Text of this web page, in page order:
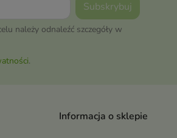
należy odnaleźć szczegóły w
.
Informacja o sklepie